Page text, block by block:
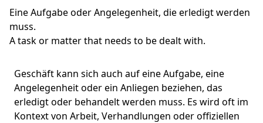
Eine Aufgabe oder Angelegenheit, die erledigt werden
muss.
A task or matter that needs to be dealt with.
Geschäft kann sich auch auf eine Aufgabe, eine
Angelegenheit oder ein Anliegen beziehen, das
erledigt oder behandelt werden muss. Es wird oft im
Kontext von Arbeit, Verhandlungen oder offiziellen